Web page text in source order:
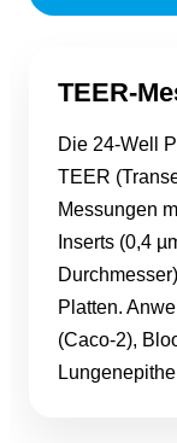
TEER-
Die 24-Well
TEER
Messungen
Inserts (0,4
Platten.
(Caco-2),